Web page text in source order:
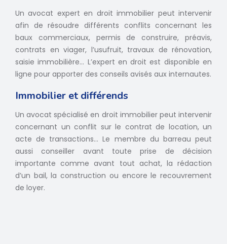
Un avocat expert en droit immobilier peut intervenir
afin de résoudre différents conflits concernant les
baux commerciaux, permis de construire, préavis,
contrats en viager, l’usufruit, travaux de rénovation,
saisie immobilière… L’expert en droit est disponible en
ligne pour apporter des conseils avisés aux internautes.
Immobilier et différends
Un avocat spécialisé en droit immobilier peut intervenir
concernant un conflit sur le contrat de location, un
acte de transactions… Le membre du barreau peut
aussi conseiller avant toute prise de décision
importante comme avant tout achat, la rédaction
d’un bail, la construction ou encore le recouvrement
de loyer.